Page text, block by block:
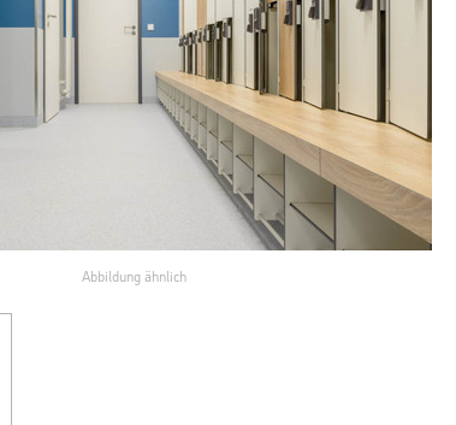
Abbildung ähnlich